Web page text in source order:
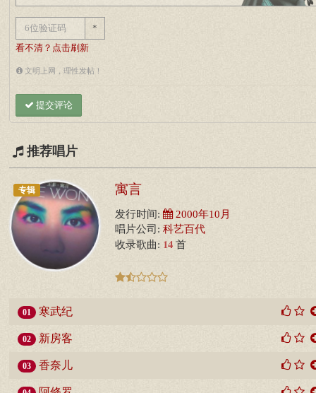
*
看不清？点击刷新
文明上网，理性发帖！
提交评论
推荐唱片
专辑 寓言
发行时间: 2000年10月
唱片公司: 科艺百代
收录歌曲: 14 首
01 寒武纪
02 新房客
03 香奈儿